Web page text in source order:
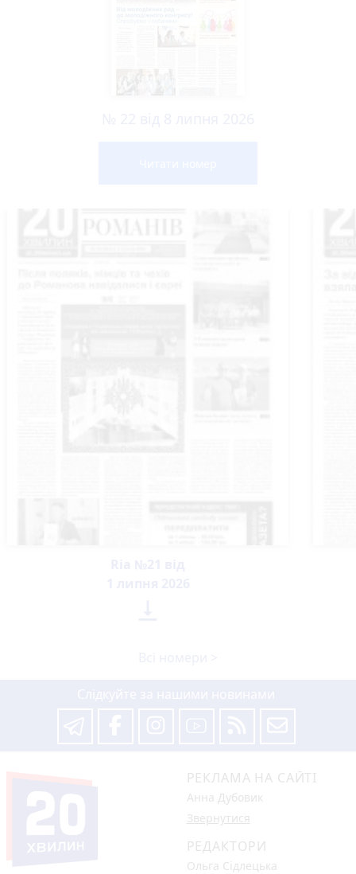
РЕКЛАМА НА САЙТІ
Анна Дубовик
Звернутися
РЕДАКТОРИ
Ольга Сідлецька